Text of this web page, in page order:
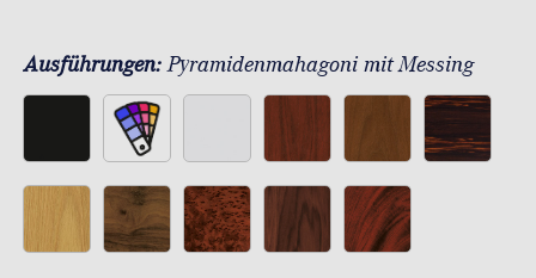
Ausführungen:Pyramidenmahagoni mit Messing